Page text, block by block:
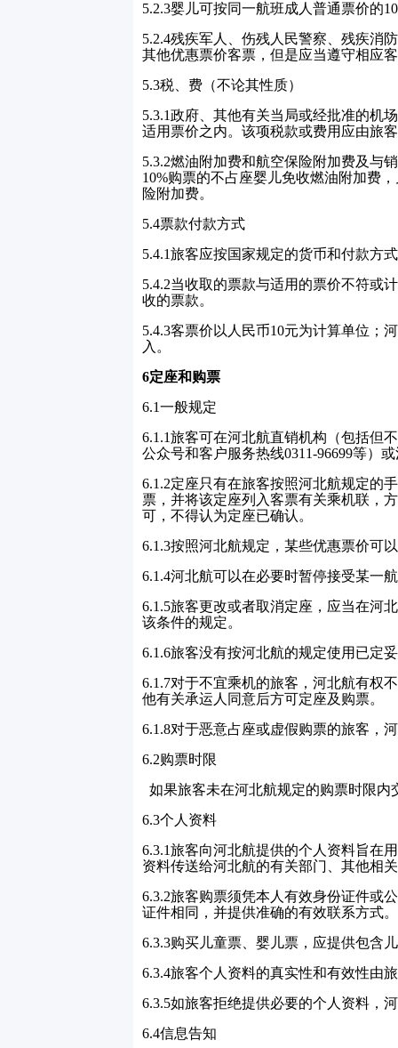
5.2.3婴儿可按同一航班成人普通票价的
5.2.4残疾军人、伤残人民警察、残疾消
其他优惠票价客票，但是应当遵守相应
5.3税、费（不论其性质）
5.3.1政府、其他有关当局或经批准的机
适用票价之内。该项税款或费用应由旅
5.3.2燃油附加费和航空保险附加费及与
10%购票的不占座婴儿免收燃油附加费
险附加费。
5.4票款付款方式
5.4.1旅客应按国家规定的货币和付款方
5.4.2当收取的票款与适用的票价不符或
收的票款。
5.4.3客票价以人民币10元为计算单位；
入。
6定座和购票
6.1一般规定
6.1.1旅客可在河北航直销机构（包括但
公众号和客户服务热线0311-96699等）
6.1.2定座只有在旅客按照河北航规定的
票，并将该定座列入客票有关乘机联，
可，不得认为定座已确认。
6.1.3按照河北航规定，某些优惠票价可
6.1.4河北航可以在必要时暂停接受某一
6.1.5旅客更改或者取消定座，应当在河
该条件的规定。
6.1.6旅客没有按河北航的规定使用已定
6.1.7对于不宜乘机的旅客，河北航有权
他有关承运人同意后方可定座及购票。
6.1.8对于恶意占座或虚假购票的旅客，
6.2购票时限
如果旅客未在河北航规定的购票时限
6.3个人资料
6.3.1旅客向河北航提供的个人资料旨在
资料传送给河北航的有关部门、其他相
6.3.2旅客购票须凭本人有效身份证件或
证件相同，并提供准确的有效联系方式。
6.3.3购买儿童票、婴儿票，应提供包含
6.3.4旅客个人资料的真实性和有效性由
6.3.5如旅客拒绝提供必要的个人资料，
6.4信息告知